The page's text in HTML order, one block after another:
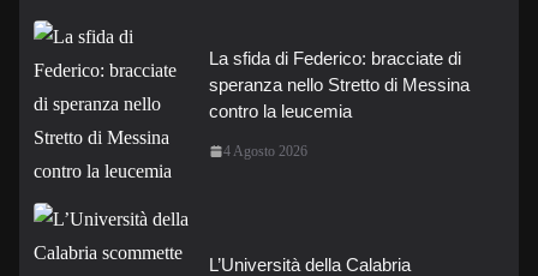
La sfida di Federico: bracciate di
speranza nello Stretto di Messina
contro la leucemia
4 Agosto 2026
L’Università della Calabria